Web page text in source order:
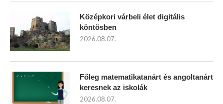
Középkori várbeli élet digitális
köntösben
2026.08.07.
Főleg matematikatanárt és angoltanárt
keresnek az iskolák
2026.08.07.